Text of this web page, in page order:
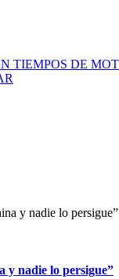
TIEMPOS DE
y nadie lo persigue”
y nadie lo persigue”